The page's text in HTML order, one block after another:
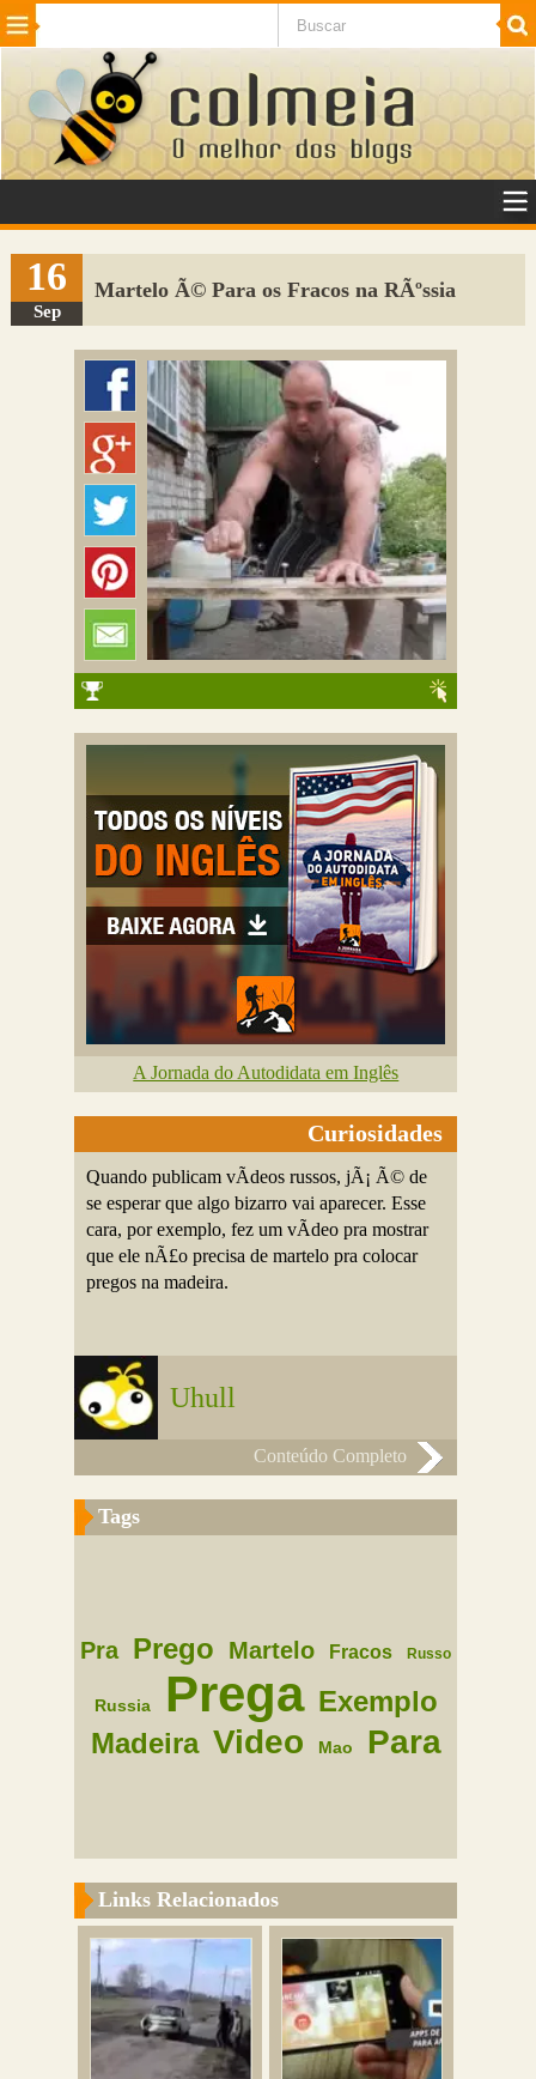
Beleza Cinema e TV
Internet Jogos NotÃ­cias SaÃºde
VeÃ­culos Adulto
Sugerir Link
Adicionar Blog
Colmeia Exchange
Perguntas Frequentes
16
Sep
Martelo Ã© Para os Fracos na RÃºssia
A Jornada do Autodidata em Inglês
Curiosidades
Quando publicam vÃ­deos russos, jÃ¡ Ã© de
se esperar que algo bizarro vai aparecer. Esse
cara, por exemplo, fez um vÃ­deo pra mostrar
que ele nÃ£o precisa de martelo pra colocar
pregos na madeira.
Uhull
Conteúdo Completo
Tags
Pra Prego Martelo Fracos Russo
Russia Prega Exemplo
Madeira Video Mao Para
Links Relacionados